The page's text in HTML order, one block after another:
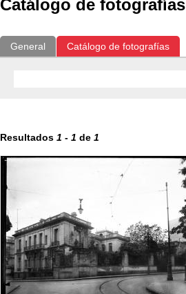
Catálogo de fotografías
General Catálogo de fotografías
Resultados 1 - 1 de 1